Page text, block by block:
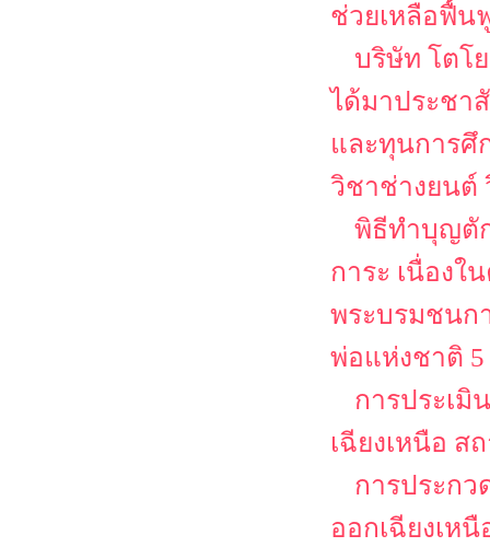
ช่วยเหลือฟื้น
บริษัท โตโ
ได้มาประชา
และทุนการศึ
วิชาช่างยนต์
พิธีทำบุญตั
การะ เนื่องใ
พระบรมชนก
พ่อแห่งชาติ
การประเ
เฉียงเหนือ ส
การประก
ออกเฉียงเห